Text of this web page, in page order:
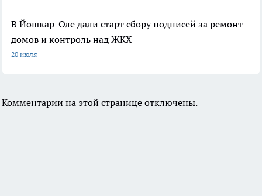
В Йошкар-Оле дали старт сбору подписей за ремонт
домов и контроль над ЖКХ
20 июля
Комментарии на этой странице отключены.